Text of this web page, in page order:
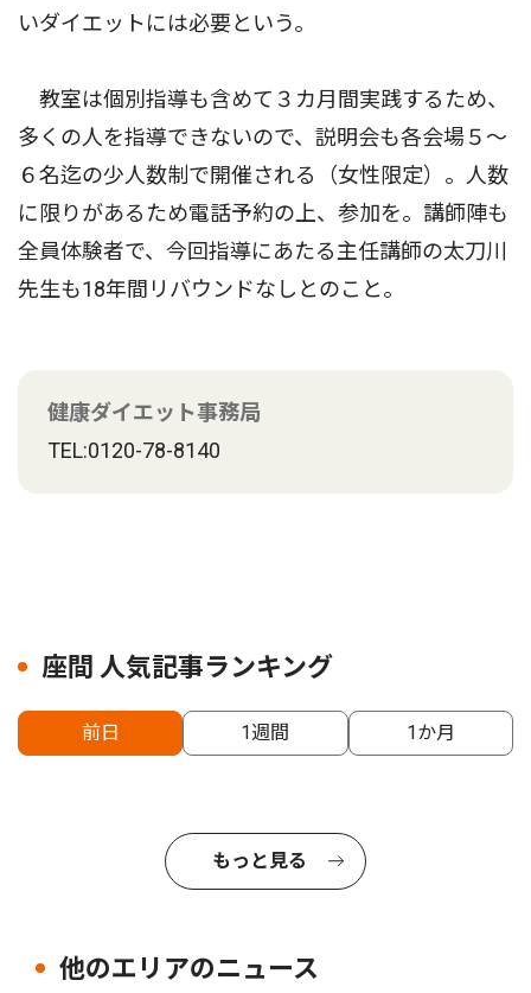
いダイエットには必要という。
教室は個別指導も含めて３カ月間実践するため、
多くの人を指導できないので、説明会も各会場５〜
６名迄の少人数制で開催される（女性限定）。人数
に限りがあるため電話予約の上、参加を。講師陣も
全員体験者で、今回指導にあたる主任講師の太刀川
先生も18年間リバウンドなしとのこと。
健康ダイエット事務局
TEL:0120-78-8140
座間 人気記事ランキング
前日 1週間 1か月
もっと見る
他のエリアのニュース